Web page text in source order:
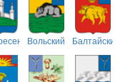
Вольский Балтайский